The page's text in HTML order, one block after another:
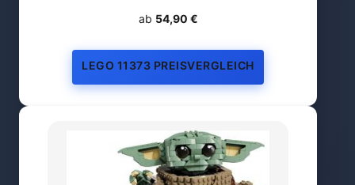
ab 54,90 €
LEGO 11373 PREISVERGLEICH